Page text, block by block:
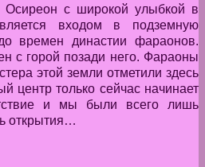
с широкой улыбкой в
входом в подземную
времен династии фараонов.
с горой позади него. Фараоны
этой земли отметили здесь
центр только сейчас начинает
и мы были всего лишь
открытия…